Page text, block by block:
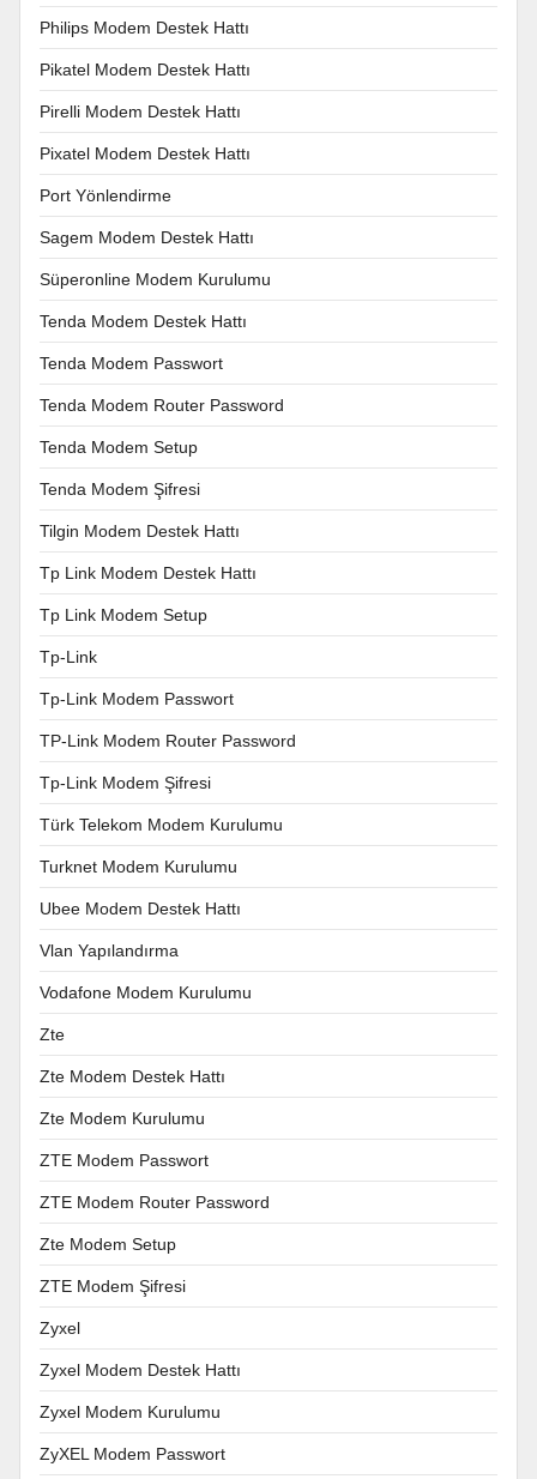
Philips Modem Destek Hattı
Pikatel Modem Destek Hattı
Pirelli Modem Destek Hattı
Pixatel Modem Destek Hattı
Port Yönlendirme
Sagem Modem Destek Hattı
Süperonline Modem Kurulumu
Tenda Modem Destek Hattı
Tenda Modem Passwort
Tenda Modem Router Password
Tenda Modem Setup
Tenda Modem Şifresi
Tilgin Modem Destek Hattı
Tp Link Modem Destek Hattı
Tp Link Modem Setup
Tp-Link
Tp-Link Modem Passwort
TP-Link Modem Router Password
Tp-Link Modem Şifresi
Türk Telekom Modem Kurulumu
Turknet Modem Kurulumu
Ubee Modem Destek Hattı
Vlan Yapılandırma
Vodafone Modem Kurulumu
Zte
Zte Modem Destek Hattı
Zte Modem Kurulumu
ZTE Modem Passwort
ZTE Modem Router Password
Zte Modem Setup
ZTE Modem Şifresi
Zyxel
Zyxel Modem Destek Hattı
Zyxel Modem Kurulumu
ZyXEL Modem Passwort